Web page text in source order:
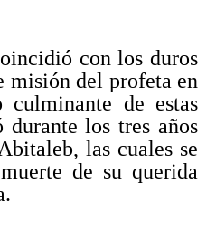
con los duros
misión del profeta en
de estas
los tres años
las cuales se
de su querida